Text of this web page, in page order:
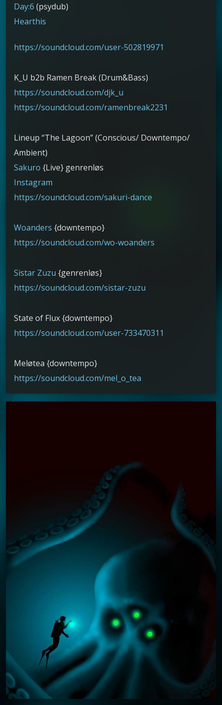
Day:6 (psydub)
Hearthis
https://soundcloud.com/user-502819971
K_U b2b Ramen Break (Drum&Bass)
https://soundcloud.com/djk_u
https://soundcloud.com/ramenbreak2231
Lineup “The Lagoon” (Conscious/ Downtempo/
Ambient)
Sakuro {Live} genrenløs
Instagram
https://soundcloud.com/sakuri-dance
Woanders {downtempo}
https://soundcloud.com/wo-woanders
Sistar Zuzu {genrenløs}
https://soundcloud.com/sistar-zuzu
State of Flux {downtempo}
https://soundcloud.com/user-733470311
Meløtea {downtempo}
https://soundcloud.com/mel_o_tea